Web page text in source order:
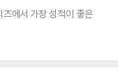
에서 가장 성적이 좋은